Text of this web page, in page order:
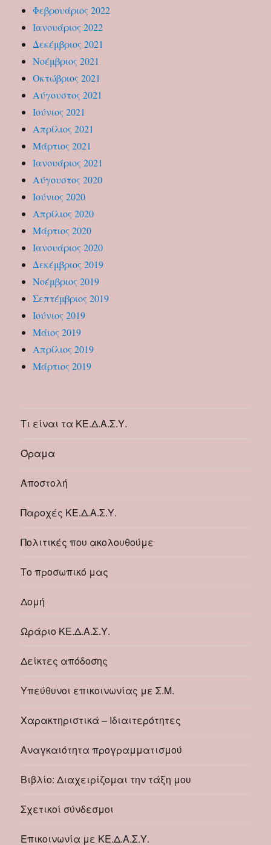
Φεβρουάριος 2022
Ιανουάριος 2022
Δεκέμβριος 2021
Νοέμβριος 2021
Οκτώβριος 2021
Αύγουστος 2021
Ιούνιος 2021
Απρίλιος 2021
Μάρτιος 2021
Ιανουάριος 2021
Αύγουστος 2020
Ιούνιος 2020
Απρίλιος 2020
Μάρτιος 2020
Ιανουάριος 2020
Δεκέμβριος 2019
Νοέμβριος 2019
Σεπτέμβριος 2019
Ιούνιος 2019
Μάιος 2019
Απρίλιος 2019
Μάρτιος 2019
Τι είναι τα ΚΕ.Δ.Α.Σ.Υ.
Όραμα
Αποστολή
Παροχές ΚΕ.Δ.Α.Σ.Υ.
Πολιτικές που ακολουθούμε
Το προσωπικό μας
Δομή
Ωράριο ΚΕ.Δ.Α.Σ.Υ.
Δείκτες απόδοσης
Υπεύθυνοι επικοινωνίας με Σ.Μ.
Χαρακτηριστικά – Ιδιαιτερότητες
Αναγκαιότητα προγραμματισμού
Βιβλίο: Διαχειρίζομαι την τάξη μου
Σχετικοί σύνδεσμοι
Επικοινωνία με ΚΕ.Δ.Α.Σ.Υ.